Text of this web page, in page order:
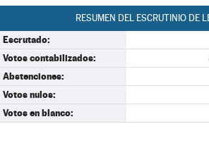
RESUMEN DEL ESCRUTINIO DE
Escrutado:
Votos contabilizados:
Abstenciones:
Votos nulos:
Votos en blanco: